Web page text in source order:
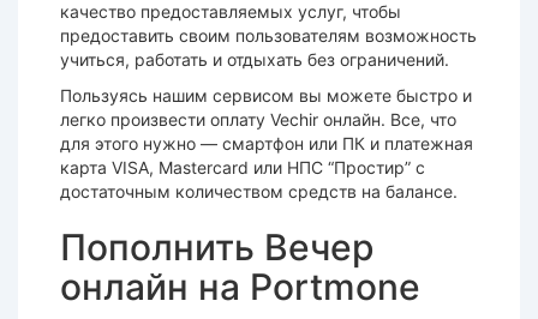
качество предоставляемых услуг, чтобы
предоставить своим пользователям возможность
учиться, работать и отдыхать без ограничений.
Пользуясь нашим сервисом вы можете быстро и
легко произвести оплату Vechir онлайн. Все, что
для этого нужно — смартфон или ПК и платежная
карта VISA, Mastercard или НПС “Простир” с
достаточным количеством средств на балансе.
Пополнить Вечер
онлайн на Portmone